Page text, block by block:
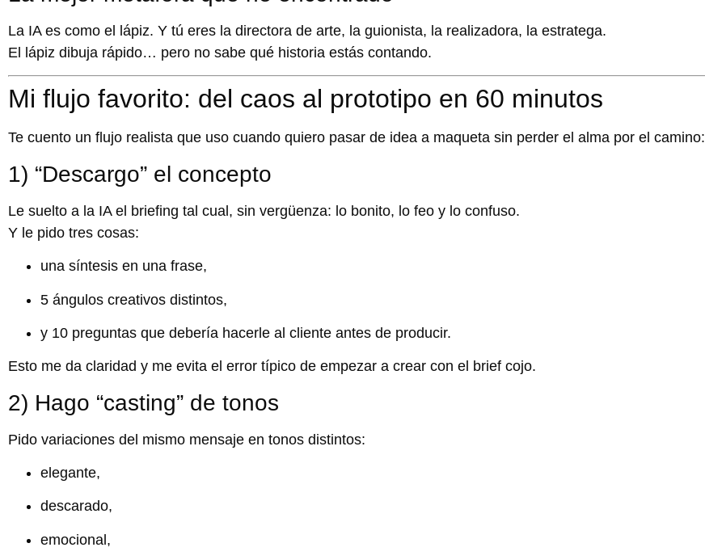
La IA es como el lápiz. Y tú eres la directora de arte, la guionista, la realizadora, la estratega.
El lápiz dibuja rápido… pero no sabe qué historia estás contando.
Mi flujo favorito: del caos al prototipo en 60 minutos
Te cuento un flujo realista que uso cuando quiero pasar de idea a maqueta sin perder el alma por el camino:
1) “Descargo” el concepto
Le suelto a la IA el briefing tal cual, sin vergüenza: lo bonito, lo feo y lo confuso.
Y le pido tres cosas:
una síntesis en una frase,
5 ángulos creativos distintos,
y 10 preguntas que debería hacerle al cliente antes de producir.
Esto me da claridad y me evita el error típico de empezar a crear con el brief cojo.
2) Hago “casting” de tonos
Pido variaciones del mismo mensaje en tonos distintos:
elegante,
descarado,
emocional,